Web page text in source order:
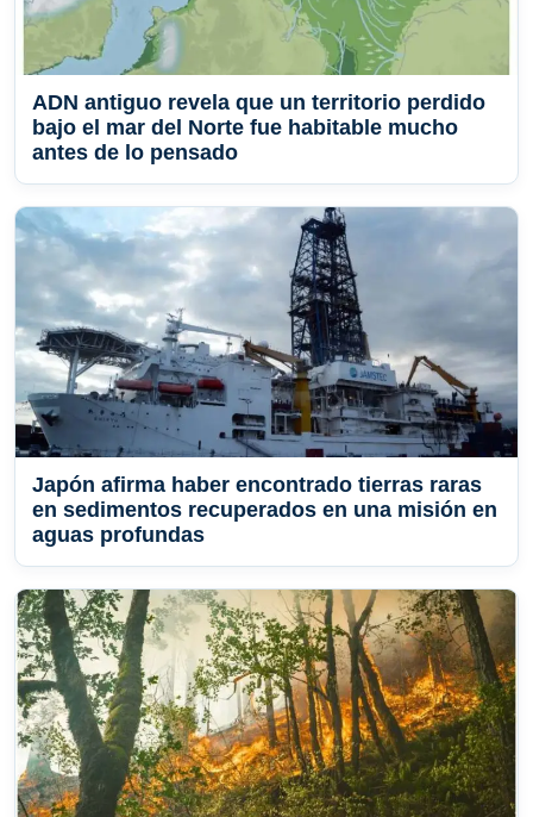
ADN antiguo revela que un territorio perdido
bajo el mar del Norte fue habitable mucho
antes de lo pensado
Japón afirma haber encontrado tierras raras
en sedimentos recuperados en una misión en
aguas profundas